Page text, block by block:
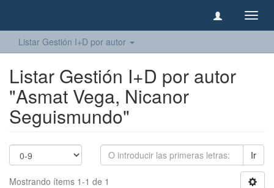
Listar Gestión I+D por autor
Listar Gestión I+D por autor
"Asmat Vega, Nicanor
Seguismundo"
Ir
Mostrando ítems 1-1 de 1